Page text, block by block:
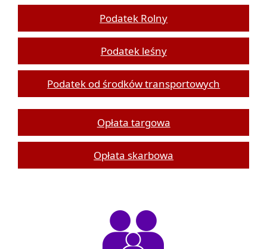
Podatek Rolny
Podatek leśny
Podatek od środków transportowych
Opłata targowa
Opłata skarbowa